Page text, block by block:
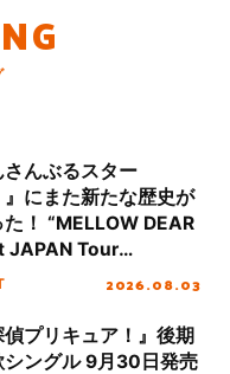
さんぶるスター
』にまた新たな歴史が
！ “MELLOW DEAR
JAPAN Tour
NICE to meet YOU
2026.08.03
偵プリキュア！』後期
シングル 9月30日発売